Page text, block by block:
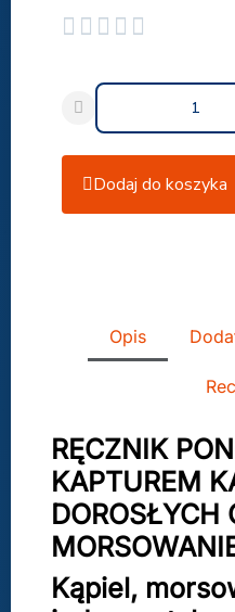
    
Dodaj do koszyka
Opis
RĘCZNIK
KAPTUREM
DOROSŁYCH
Kąpiel,